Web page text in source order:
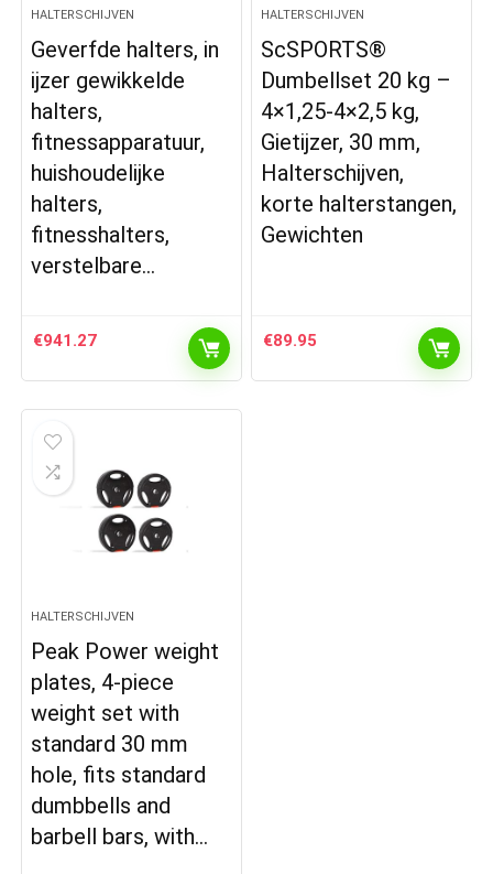
HALTERSCHIJVEN
Geverfde halters, in
ijzer gewikkelde
halters,
fitnessapparatuur,
huishoudelijke
halters,
fitnesshalters,
verstelbare…
€941.27
HALTERSCHIJVEN
ScSPORTS®
Dumbellset 20 kg –
4×1,25-4×2,5 kg,
Gietijzer, 30 mm,
Halterschijven,
korte halterstangen,
Gewichten
€89.95
HALTERSCHIJVEN
Peak Power weight
plates, 4-piece
weight set with
standard 30 mm
hole, fits standard
dumbbells and
barbell bars, with…